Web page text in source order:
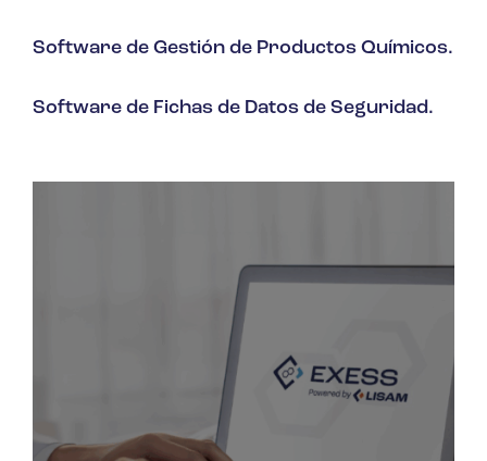
Software de Gestión de Productos Químicos.
Software de Fichas de Datos de Seguridad.